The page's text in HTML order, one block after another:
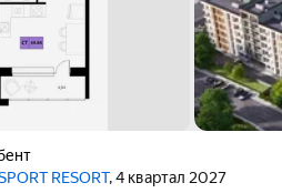
RESORT, 4 квартал 2027